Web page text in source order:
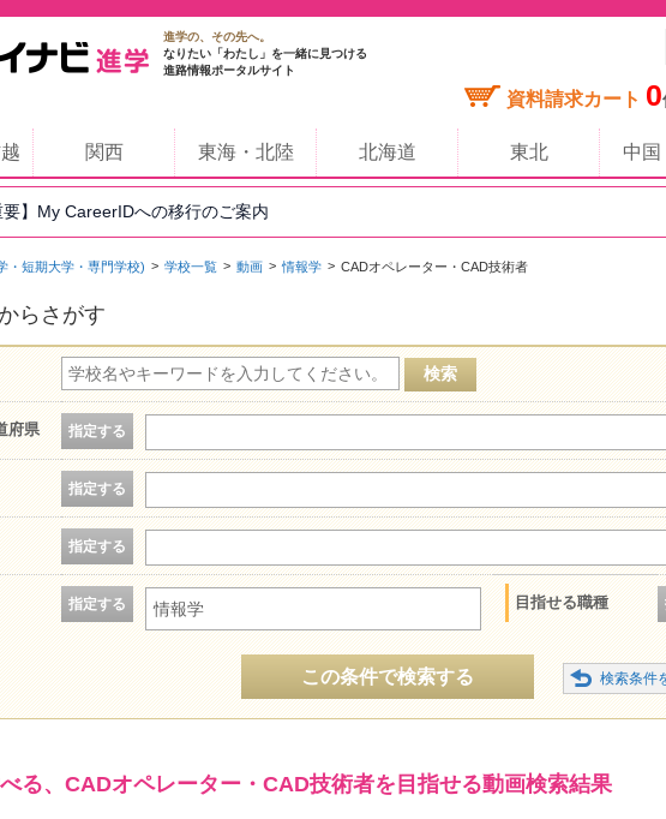
進学の、その先へ。
なりたい「わたし」を一緒に見つける
進路情報ポータルサイト
資料請求カート 0
関西 東海・北陸 北海道 東北 中国
要】My CareerIDへの移行のご案内
・短期大学・専門学校) 学校一覧 動画 情報学 CADオペレーター・CAD技術者
からさがす
府県 指定する
指定する
指定する
指定する 情報学 目指せる職種
この条件で検索する
る、CADオペレーター・CAD技術者を目指せる動画検索結果